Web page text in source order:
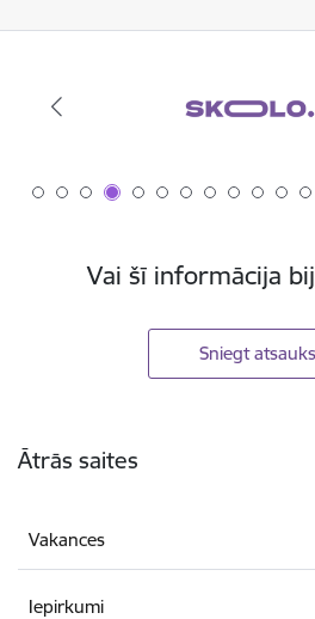
Vai šī informācija
Sniegt
Ātrās saites
Vakances
Iepirkumi